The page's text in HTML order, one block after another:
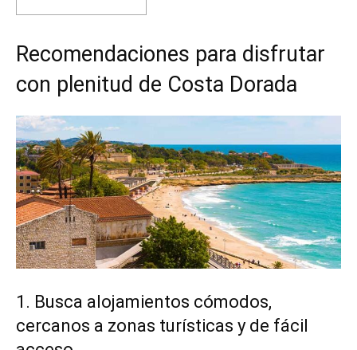
Recomendaciones para disfrutar
con plenitud de Costa Dorada
1. Busca alojamientos cómodos,
cercanos a zonas turísticas y de fácil